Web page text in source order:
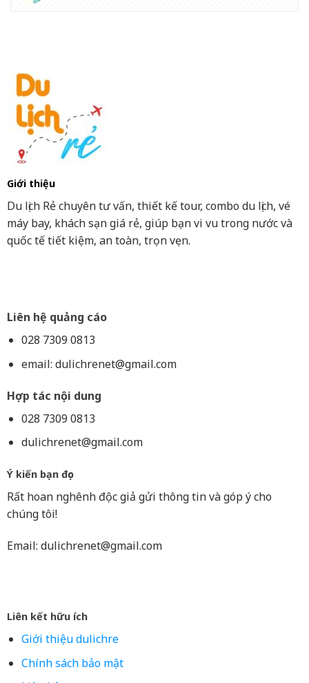
Giới thiệu
Du lịch Rẻ chuyên tư vấn, thiết kế tour, combo du lịch, vé
máy bay, khách sạn giá rẻ, giúp bạn vi vu trong nước và
quốc tế tiết kiệm, an toàn, trọn vẹn.
Liên hệ quảng cáo
028 7309 0813
email: dulichrenet@gmail.com
Hợp tác nội dung
028 7309 0813
dulichrenet@gmail.com
Ý kiến bạn đọc
Rất hoan nghênh độc giả gửi thông tin và góp ý cho
chúng tôi!
Email: dulichrenet@gmail.com
Liên kết hữu ích
Giới thiệu dulichre
Chính sách bảo mật